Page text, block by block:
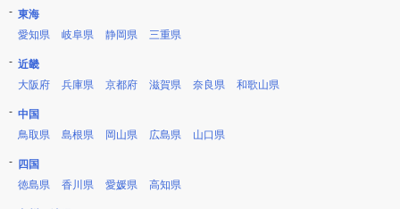
東海
愛知県
岐阜県 静岡県 三重県
近畿
大阪府
兵庫県 京都府 滋賀県 奈良県 和歌山県
中国
鳥取県
島根県 岡山県 広島県 山口県
四国
徳島県
香川県 愛媛県 高知県